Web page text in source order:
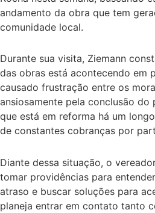
andamento da obra que tem
comunidade local.
Durante sua visita, Ziemann
das obras está acontecendo em
causado frustração entre os
ansiosamente pela conclusão do
que está em reforma há um
de constantes cobranças por
Diante dessa situação, o
tomar providências para
atraso e buscar soluções para
planeja entrar em contato tanto